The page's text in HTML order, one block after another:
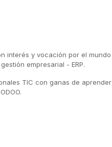
interés y vocación por el mundo
empresarial - ERP.
TIC con ganas de aprender